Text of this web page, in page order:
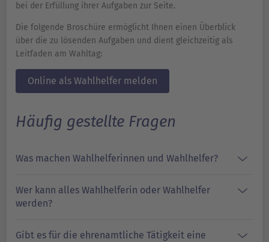
bei der Erfüllung ihrer Aufgaben zur Seite.
Die folgende Broschüre ermöglicht Ihnen einen Überblick
über die zu lösenden Aufgaben und dient gleichzeitig als
Leitfaden am Wahltag:
Online als Wahlhelfer melden
Häufig gestellte Fragen
Was machen Wahlhelferinnen und Wahlhelfer?
Wer kann alles Wahlhelferin oder Wahlhelfer
werden?
Gibt es für die ehrenamtliche Tätigkeit eine